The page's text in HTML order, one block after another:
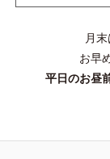
月
お早
平日のお昼